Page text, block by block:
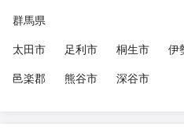
群馬県
太田市
足利市 桐生市 伊
邑楽郡
熊谷市 深谷市